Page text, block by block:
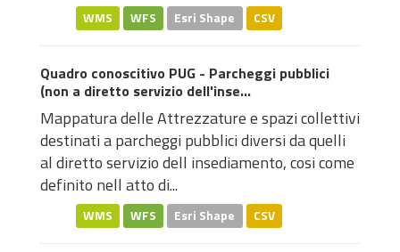
WMS WFS Esri Shape CSV
Quadro conoscitivo PUG - Parcheggi pubblici
(non a diretto servizio dell'inse...
Mappatura delle Attrezzature e spazi collettivi
destinati a parcheggi pubblici diversi da quelli
al diretto servizio dell insediamento, cosi come
definito nell atto di...
WMS WFS Esri Shape CSV